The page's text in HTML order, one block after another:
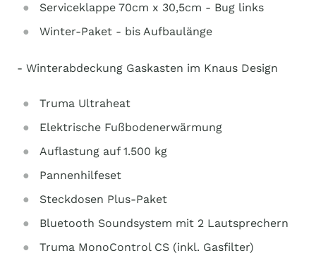
Serviceklappe 70cm x 30,5cm - Bug links
Winter-Paket - bis Aufbaulänge
- Winterabdeckung Gaskasten im Knaus Design
Truma Ultraheat
Elektrische Fußbodenerwärmung
Auflastung auf 1.500 kg
Pannenhilfeset
Steckdosen Plus-Paket
Bluetooth Soundsystem mit 2 Lautsprechern
Truma MonoControl CS (inkl. Gasfilter)